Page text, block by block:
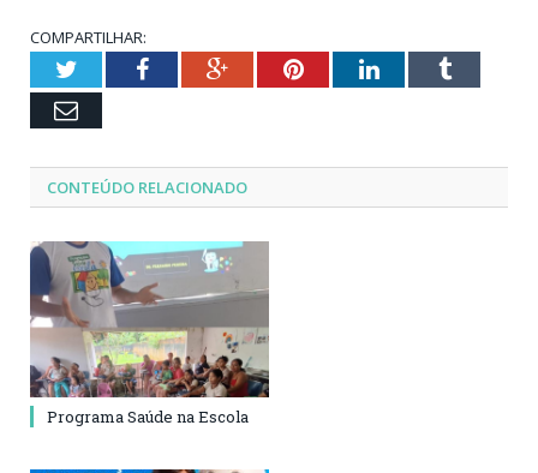
COMPARTILHAR:
TwitterFacebookGoogle+PinterestLinkedInTumblr
Email
CONTEÚDO RELACIONADO
Programa Saúde na Escola